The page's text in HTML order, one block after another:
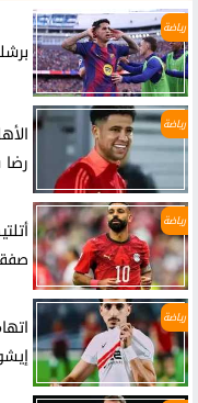
رياضة
رياضة
رياضة
رياضة